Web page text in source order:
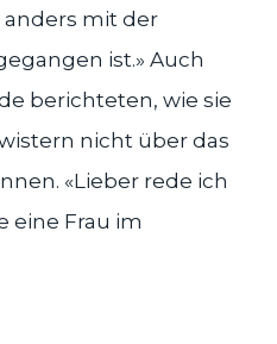
anders mit der
ist.» Auch
berichteten, wie sie
nicht über das
«Lieber rede ich
eine Frau im